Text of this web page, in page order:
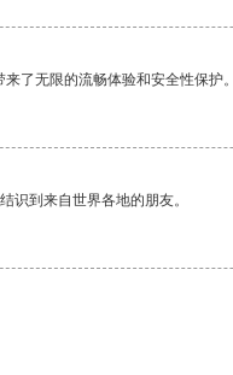
了无限的流畅体验和安全性保护
识到来自世界各地的朋友。